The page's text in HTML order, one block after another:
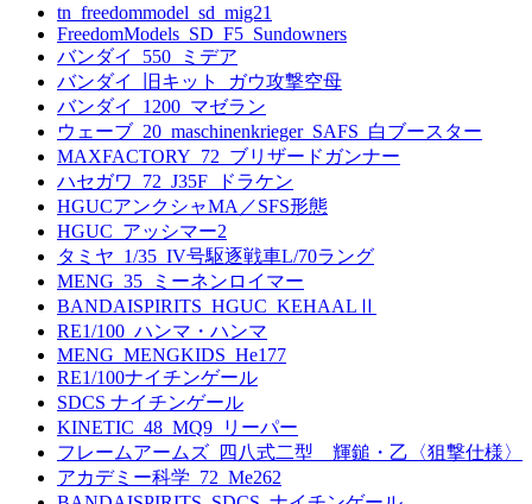
tn_freedommodel_sd_mig21
FreedomModels_SD_F5_Sundowners
バンダイ_550_ミデア
バンダイ_旧キット_ガウ攻撃空母
バンダイ_1200_マゼラン
ウェーブ_20_maschinenkrieger_SAFS_白ブースター
MAXFACTORY_72_ブリザードガンナー
ハセガワ_72_J35F_ドラケン
HGUCアンクシャMA／SFS形態
HGUC_アッシマー2
タミヤ_1/35_IV号駆逐戦車L/70ラング
MENG_35_ミーネンロイマー
BANDAISPIRITS_HGUC_KEHAALⅡ
RE1/100_ハンマ・ハンマ
MENG_MENGKIDS_He177
RE1/100ナイチンゲール
SDCS ナイチンゲール
KINETIC_48_MQ9_リーパー
フレームアームズ_四八式二型 輝鎚・乙〈狙撃仕様〉
アカデミー科学_72_Me262